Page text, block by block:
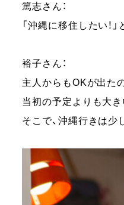
篤志さん：
「沖縄に移住したい！
裕子さん：
主人からもOKが出た
当初の予定よりも大き
そこで、沖縄行きは少